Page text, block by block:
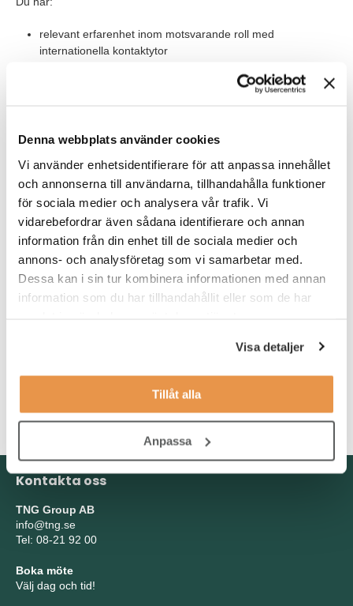
Denna webbplats använder cookies
Vi använder enhetsidentifierare för att anpassa innehållet
och annonserna till användarna, tillhandahålla funktioner
för sociala medier och analysera vår trafik. Vi
vidarebefordrar även sådana identifierare och annan
information från din enhet till de sociala medier och
annons- och analysföretag som vi samarbetar med.
Dessa kan i sin tur kombinera informationen med annan
information som du har tillhandahållit eller som de har
Visa detaljer
Tillåt alla
Anpassa
relevant erfarenhet inom motsvarande roll med
internationella kontaktytor
akademisk examen eller motsvarande erfarenhet
du behärskar flytande svenska och engelska i tal och skrift
För att trivas hos oss så har du ett självklart intresse för
hållbarhet och design. Vi tror att du är en person som drivs av
att coacha och leda människor och har ett genuint intresse för
affärer och att skapa resultat. Med ett starkt engagemang och
ett inspirerande ledarskap, skapar du förutsättningar för en
och arbetssätt. Vi tror att du är en kommunikativ och lyhörd
uppnås genom ett inkluderande och nyfiket förhållningssätt.
Därför är det viktigt för oss att du också tycker det.
Kontakta oss
TNG Group AB
info@tng.se
Tel: 08-21 92 00
Boka möte
Välj dag och tid!